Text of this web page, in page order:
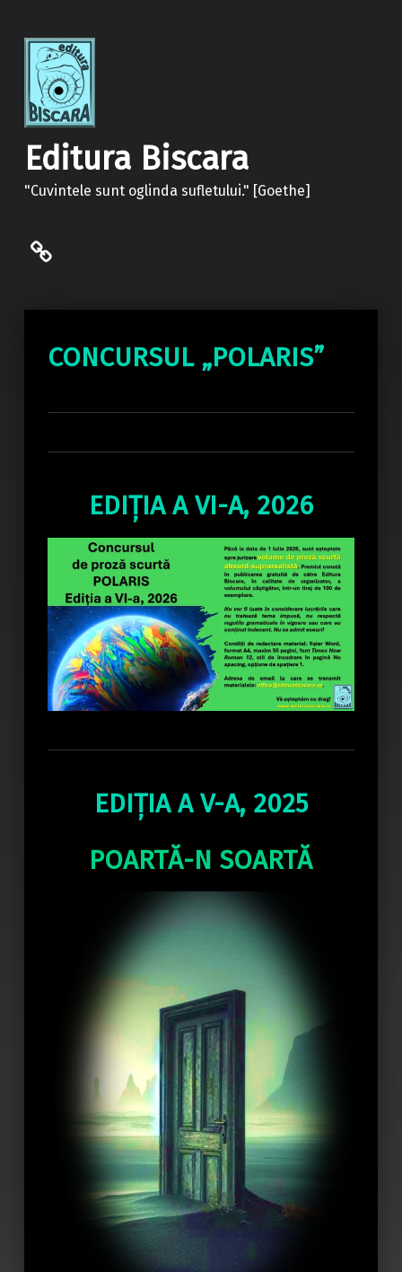
Editura Biscara
"Cuvintele sunt oglinda sufletului." [Goethe]
politica de confidentialitate
CONCURSUL „POLARIS”
EDIȚIA A VI-A, 2026
EDIȚIA A V-A, 2025
POARTĂ-N SOARTĂ